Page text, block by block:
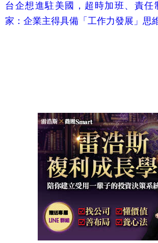
台企想進駐美國，超時加班、責任
家：企業主得具備「工作力發展」思